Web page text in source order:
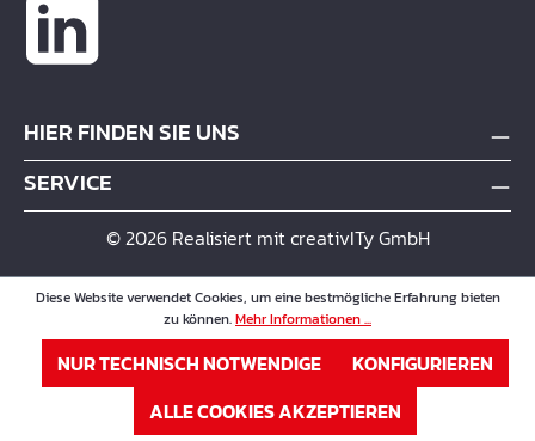
HIER FINDEN SIE UNS
SERVICE
© 2026 Realisiert mit creativITy GmbH
Diese Website verwendet Cookies, um eine bestmögliche Erfahrung bieten
zu können.Mehr Informationen ...
NUR TECHNISCH NOTWENDIGE
KONFIGURIEREN
ALLE COOKIES AKZEPTIEREN